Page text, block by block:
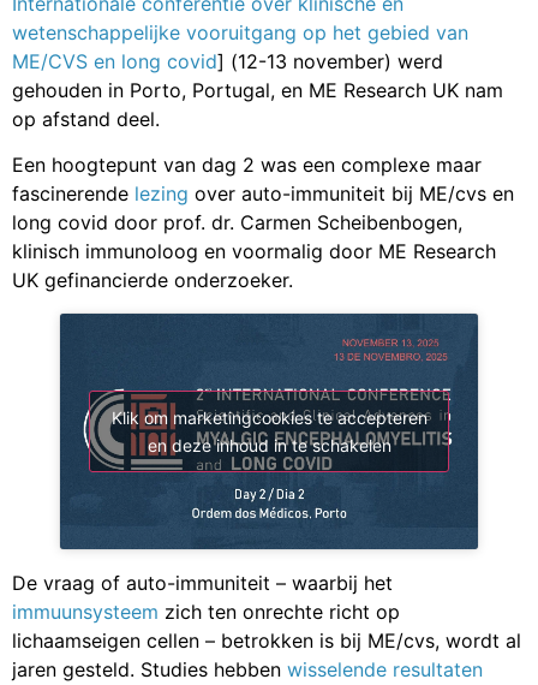
wetenschappelijke vooruitgang op het gebied van
ME/CVS en long covid] (12-13 november) werd
gehouden in Porto, Portugal, en ME Research UK nam
op afstand deel.
Een hoogtepunt van dag 2 was een complexe maar
fascinerende lezing over auto-immuniteit bij ME/cvs en
long covid door prof. dr. Carmen Scheibenbogen,
klinisch immunoloog en voormalig door ME Research
UK gefinancierde onderzoeker.
Klik om marketingcookies te accepteren
en deze inhoud in te schakelen
De vraag of auto-immuniteit – waarbij het
immuunsysteem zich ten onrechte richt op
lichaamseigen cellen – betrokken is bij ME/cvs, wordt al
jaren gesteld. Studies hebben wisselende resultaten